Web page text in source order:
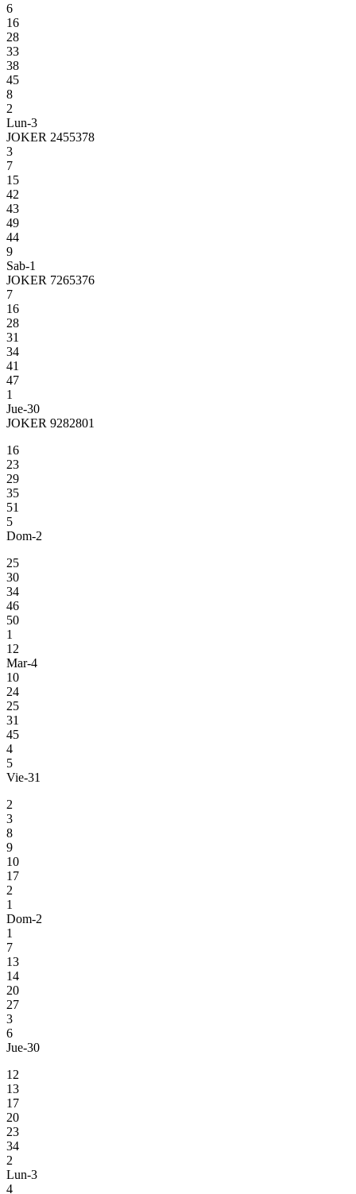
6
16
28
33
38
45
8
2
Lun-3
JOKER 2455378
3
7
15
42
43
49
44
9
Sab-1
JOKER 7265376
7
16
28
31
34
41
47
1
Jue-30
JOKER 9282801
16
23
29
35
51
5
Dom-2
25
30
34
46
50
1
12
Mar-4
10
24
25
31
45
4
5
Vie-31
2
3
8
9
10
17
2
1
Dom-2
1
7
13
14
20
27
3
6
Jue-30
12
13
17
20
23
34
2
Lun-3
4